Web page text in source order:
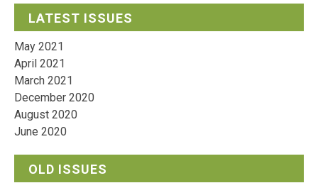
LATEST ISSUES
May 2021
April 2021
March 2021
December 2020
August 2020
June 2020
OLD ISSUES